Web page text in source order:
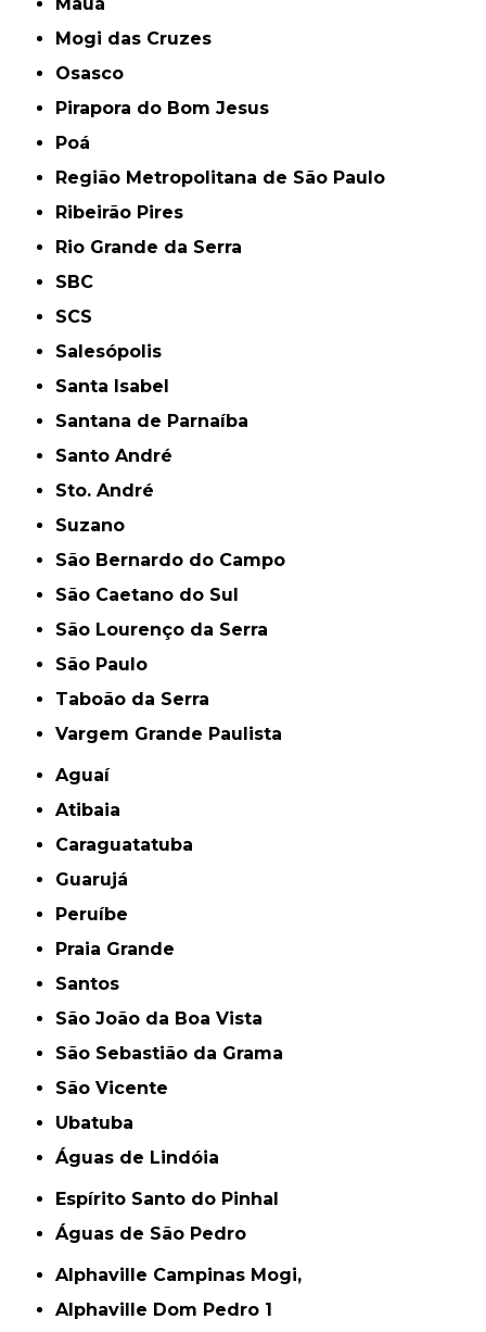
Mogi das Cruzes
Osasco
Pirapora do Bom Jesus
Poá
Região Metropolitana de São Paulo
Ribeirão Pires
Rio Grande da Serra
SBC
SCS
Salesópolis
Santa Isabel
Santana de Parnaíba
Santo André
Sto. André
Suzano
São Bernardo do Campo
São Caetano do Sul
São Lourenço da Serra
São Paulo
Taboão da Serra
Vargem Grande Paulista
Aguaí
Atibaia
Caraguatatuba
Guarujá
Peruíbe
Praia Grande
Santos
São João da Boa Vista
São Sebastião da Grama
São Vicente
Ubatuba
Águas de Lindóia
Espírito Santo do Pinhal
Águas de São Pedro
Alphaville Campinas Mogi,
Alphaville Dom Pedro 1